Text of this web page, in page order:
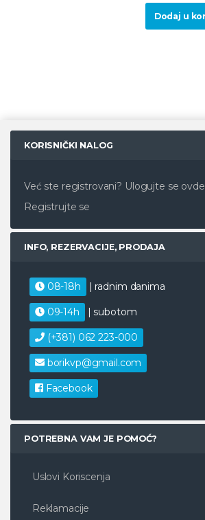
Dodaj u
KORISNIČKI NALOG
Već ste registrovani? Ulogujte se ovde
Registrujte se
INFO, REZERVACIJE, PRODAJA
08-18h | radnim danima
09-14h | subotom
(+381) 062 223-000
borikvp@gmail.com
Facebook
POTREBNA VAM JE POMOĆ?
Uslovi Koriscenja
Reklamacije